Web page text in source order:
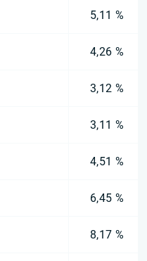
5,11 %
4,26 %
3,12 %
3,11 %
4,51 %
6,45 %
8,17 %